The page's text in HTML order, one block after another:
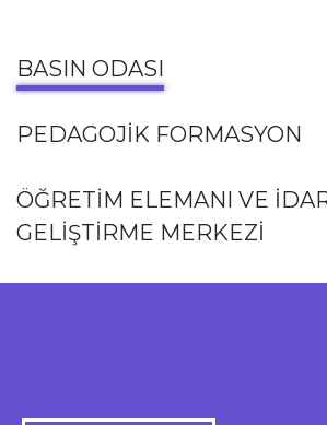
BASIN ODASI
PEDAGOJİK FORMASYON
ÖĞRETİM ELEMANI VE
GELİŞTİRME MERKEZİ